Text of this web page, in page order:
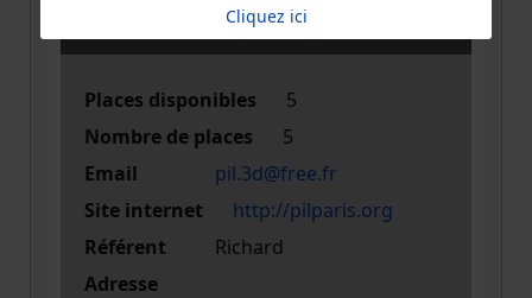
INFORMATION
Places disponibles
5
Nombre de places
5
Email
pil.3d@free.fr
Site internet
http://pilparis.org
Référent
Richard
Adresse
Cliquez ici